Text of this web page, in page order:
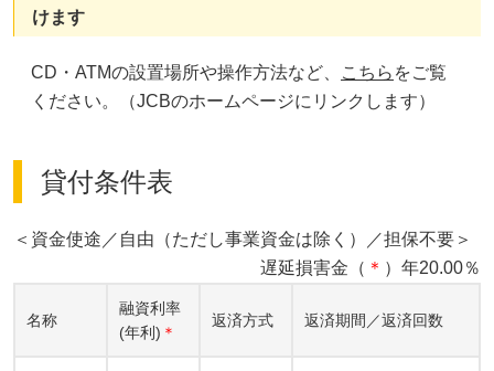
けます
CD・ATMの設置場所や操作方法など、 こちら をご覧
ください。（JCBのホームページにリンクします）
貸付条件表
＜資金使途／自由（ただし事業資金は除く）／担保不要＞
遅延損害金（ ＊ ）年20.00％
名称
融資利率
(年利) ＊
返済方式 返済期間／返済回数